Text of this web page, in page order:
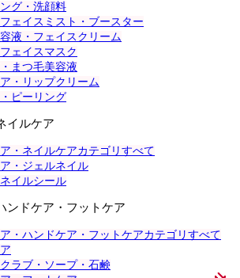
グ・洗顔料
ェイスミスト・ブースター
液・フェイスクリーム
ェイスマスク
まつ毛美容液
・リップクリーム
ピーリング
イルケア
・ネイルケアカテゴリすべて
・ジェルネイル
イルシール
ンドケア・フットケア
・ハンドケア・フットケアカテゴリすべて
ラブ・ソープ・石鹸